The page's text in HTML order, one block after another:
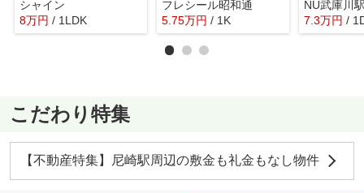
シャイン
8万円 / 1LDK
フレシール昭和通
5.75万円 / 1K
NU武庫川
7.3万円 /
こだわり特集
【不動産特集】尼崎駅周辺の敷金も礼金もなし物件